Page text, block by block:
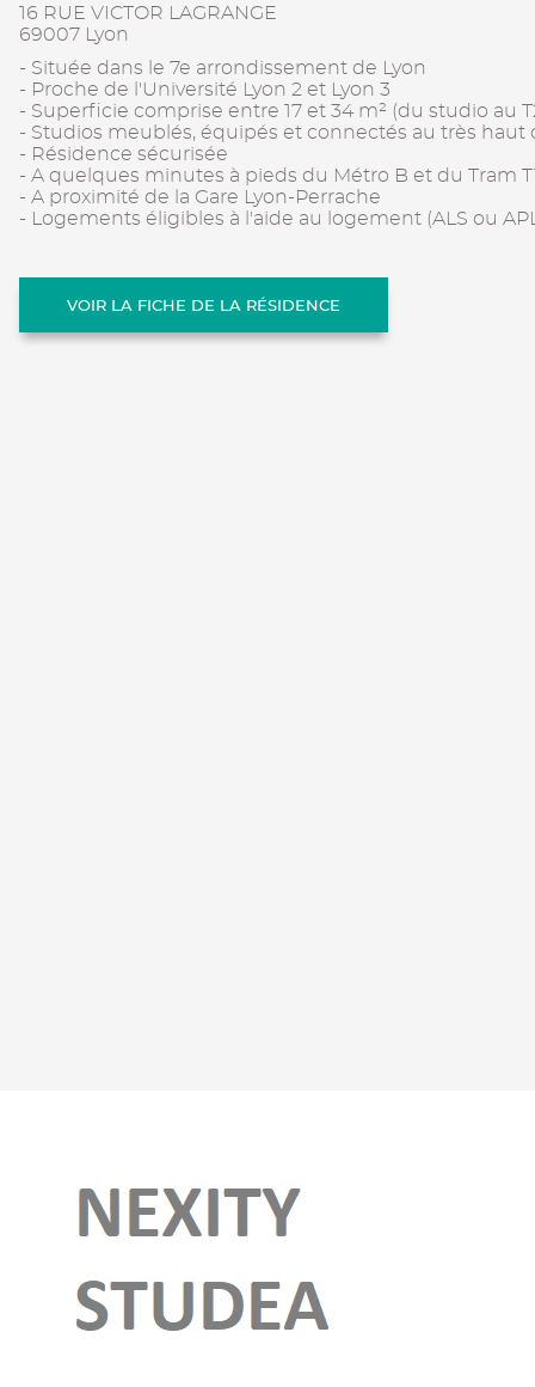
16 RUE VICTOR LAGRANGE
69007 Lyon
- Située dans le 7e arrondissement de Lyon
- Proche de l'Université Lyon 2 et Lyon 3
- Superficie comprise entre 17 et 34 m² (du studio au
- Studios meublés, équipés et connectés au très haut
- Résidence sécurisée
- A quelques minutes à pieds du Métro B et du Tram
- A proximité de la Gare Lyon-Perrache
- Logements éligibles à l'aide au logement (ALS ou
VOIR LA FICHE DE LA RÉSIDENCE